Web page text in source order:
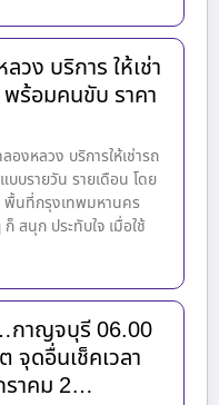
วง บริการ ให้เช่า
ร้อมคนขับ ราคา
องหลวง บริการให้เช่ารถ
บรายวัน รายเดือน โดย
พื้นที่กรุงเทพมหานคร
สนุก ประทับใจ เมื่อใช้
กาญจบุรี 06.00
จุดอื่นเช็คเวลา
ราคม 2…